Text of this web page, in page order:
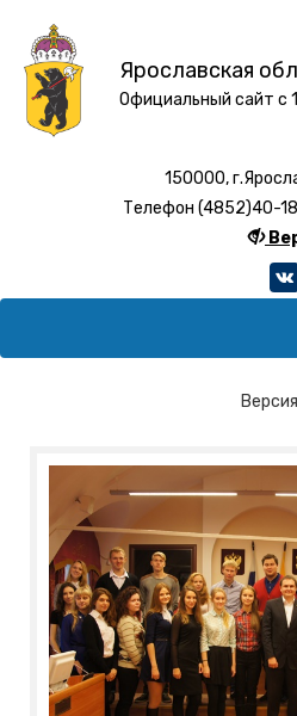
Ярославская
Официальный сайт с
150000,
Телефон (4852)40-